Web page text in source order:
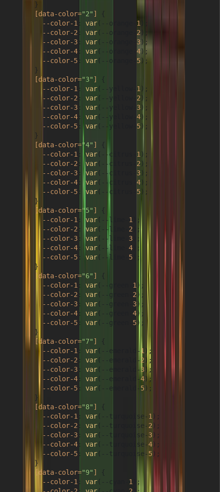
      }
[data-color="2" ]
{
--color-1 : var(--orange- 1
--color-2 : var(--orange- 2
--color-3 : var(--orange- 3);
--color-4 : var(--orange- 4);
--color-5 : var(--orange- 5);
      }
[data-color="3" ]
{
--color-1 : var(--yellow- 1);
--color-2 : var(--yellow- 2);
--color-3 : var(--yellow- 3);
--color-4 : var(--yellow- 4);
--color-5 : var(--yellow- 5);
      }
[data-color="4" ]
{
--color-1 : var(--citrus- 1);
--color-2 : var(--citrus- 2);
--color-3 : var(--citrus- 3);
--color-4 : var(--citrus- 4 );
--color-5 : var(--citrus- 5);
      }
[data-color="5" ]
{
--color-1 : var(--lime- 1 );
--color-2 : var(--lime- 2 );
--color-3 : var(--lime- 3 );
--color-4 : var(--lime- 4 );
--color-5 : var(--lime- 5 );
      }
[data-color="6" ]
{
--color-1 : var(--green- 1);
--color-2 : var(--green- 2);
--color-3 : var(--green- 3);
--color-4 : var(--green- 4);
--color-5 : var(--green- 5);
      }
[data-color="7" ]
{
--color-1 : var(--emerald-1);
--color-2 : var(--emerald-2);
--color-3 : var(--emerald-3);
--color-4 : var(--emerald-4);
--color-5 : var(--emerald-5);
      }
[data-color="8" ]
{
--color-1 : var(--turquoise-1);
--color-2 : var(--turquoise-2);
--color-3 : var(--turquoise-3);
--color-4 : var(--turquoise-4);
--color-5 : var(--turquoise-5);
      }
[data-color="9" ]
{
--color-1 : var(--cyan- 1 );